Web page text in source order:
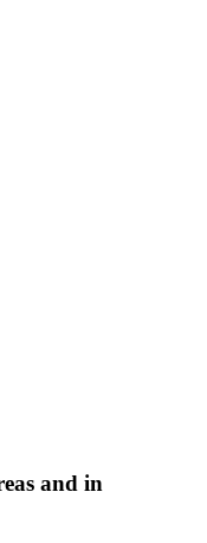
and in